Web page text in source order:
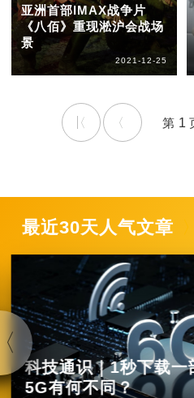
亚洲首部IMAX战争片
《八佰》重现淞沪会战场
景
2021-12-25
1
最近30天人气文章
科技通识｜1秒下载
5G有何不同？